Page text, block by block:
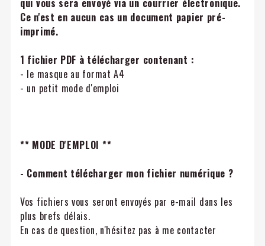
qui vous sera envoyé via un courrier électronique.
Ce n'est en aucun cas un document papier pré-
imprimé.
1 fichier PDF à télécharger contenant :
- le masque au format A4
- un petit mode d'emploi
** MODE D'EMPLOI **
- Comment télécharger mon fichier numérique ?
Vos fichiers vous seront envoyés par e-mail dans les
plus brefs délais.
En cas de question, n'hésitez pas à me contacter